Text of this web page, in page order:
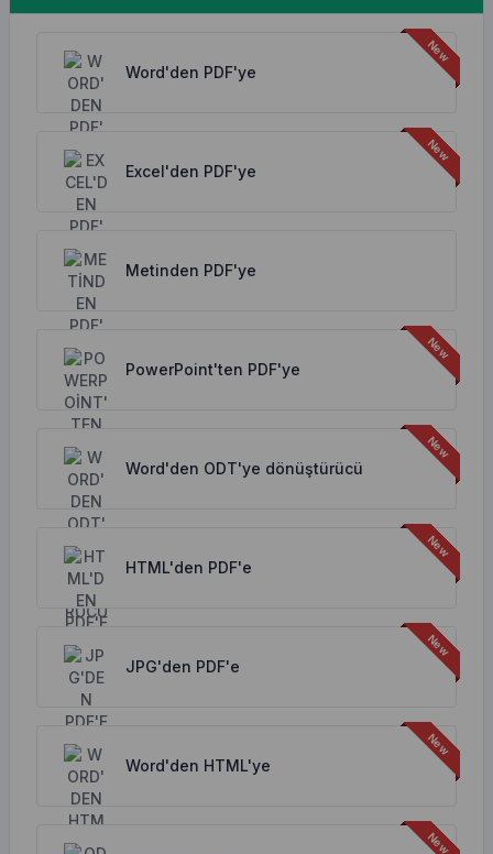
Word'den PDF'ye
Excel'den PDF'ye
Metinden PDF'ye
PowerPoint'ten PDF'ye
Word'den ODT'ye dönüştürücü
HTML'den PDF'e
JPG'den PDF'e
Word'den HTML'ye